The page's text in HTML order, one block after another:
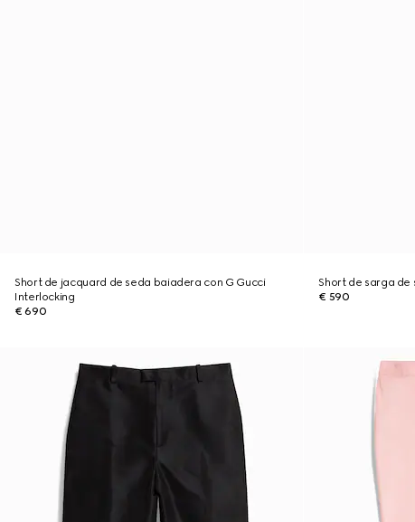
Short de jacquard de seda baiadera con G Gucci
Interlocking
€ 690
Short de sarga
€ 590